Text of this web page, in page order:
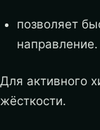
позволяет
направление.
Для активного
жёсткости.